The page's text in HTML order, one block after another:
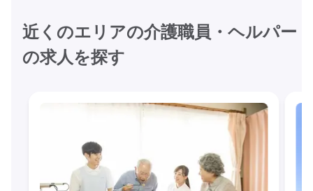
近くのエリアの介護職員・ヘルパー
の求人を探す